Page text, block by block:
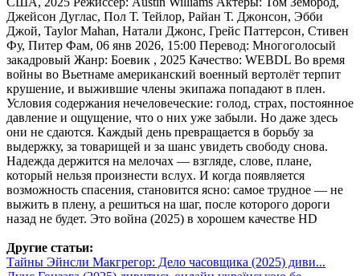
Джейсон Дуглас, Пол Т. Тейлор, Райан Т. Джонсон, Эбби
Джой, Taylor Mahan, Натали Джонс, Грейс Паттерсон, Стивен
Фу, Питер Фам, 06 янв 2026, 15:00 Перевод: Многоголосый
закадровый Жанр: Боевик , 2025 Качество: WEBDL Во время
войны во Вьетнаме американский военный вертолёт терпит
крушение, и выжившие члены экипажа попадают в плен.
Условия содержания нечеловеческие: голод, страх, постоянное
давление и ощущение, что о них уже забыли. Но даже здесь
они не сдаются. Каждый день превращается в борьбу за
выдержку, за товарищей и за шанс увидеть свободу снова.
Надежда держится на мелочах — взгляде, слове, плане,
который нельзя произнести вслух. И когда появляется
возможность спасения, становится ясно: самое трудное — не
выжить в плену, а решиться на шаг, после которого дороги
назад не будет. Это война (2025) в хорошем качестве HD
Другие статьи:
Тайны Эйнсли Макгрегор: Дело часовщика (2025) диви...